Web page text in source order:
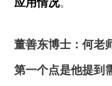
董善东博士：何老
第一个点是他提到